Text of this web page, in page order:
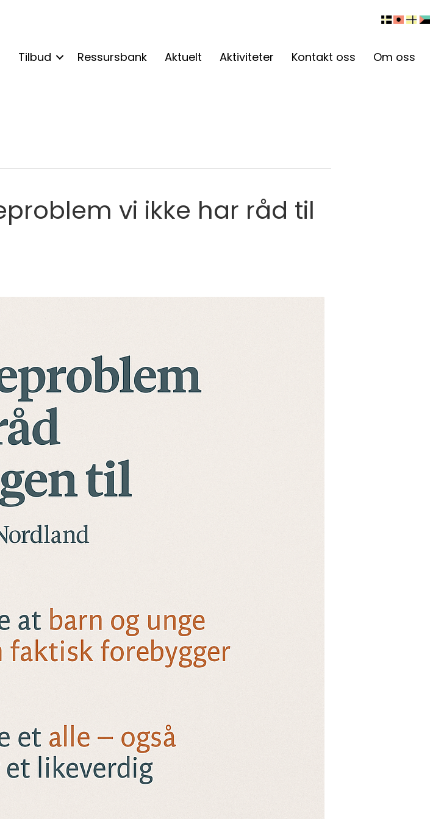
Tilbud Ressursbank Aktuelt Aktiviteter Kontakt oss Om oss
vi ikke har råd til